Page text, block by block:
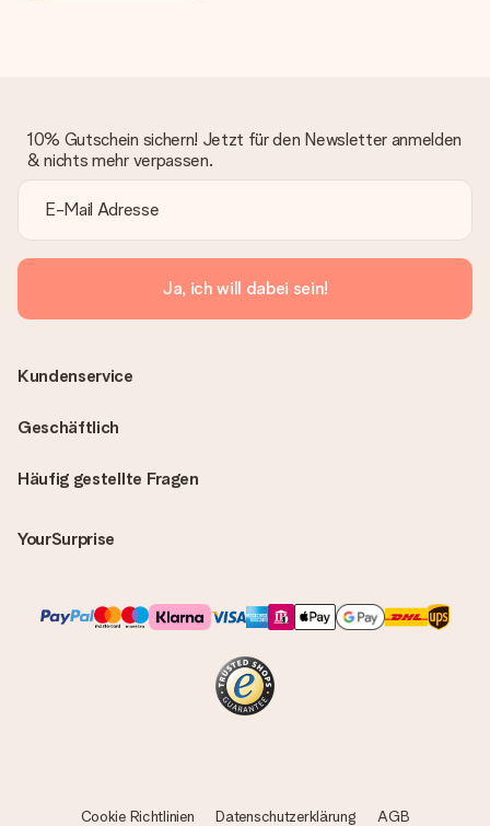
10% Gutschein sichern! Jetzt für den Newsletter anmelden
& nichts mehr verpassen.
Ja, ich will dabei sein!
Häufig gestellte Fragen
YourSurprise
Kundenservice
Geschäftlich
Cookie Richtlinien Datenschutzerklärung
AGB